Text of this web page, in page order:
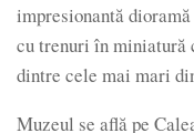
impresionantă
cu trenuri în miniatură
dintre cele mai mari
Muzeul se află pe